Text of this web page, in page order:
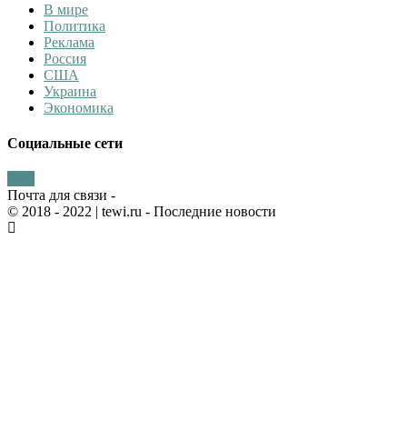
В мире
Политика
Реклама
Россия
США
Украина
Экономика
Социальные сети
Почта для связи -
© 2018 - 2022
| tewi.ru - Последние новости